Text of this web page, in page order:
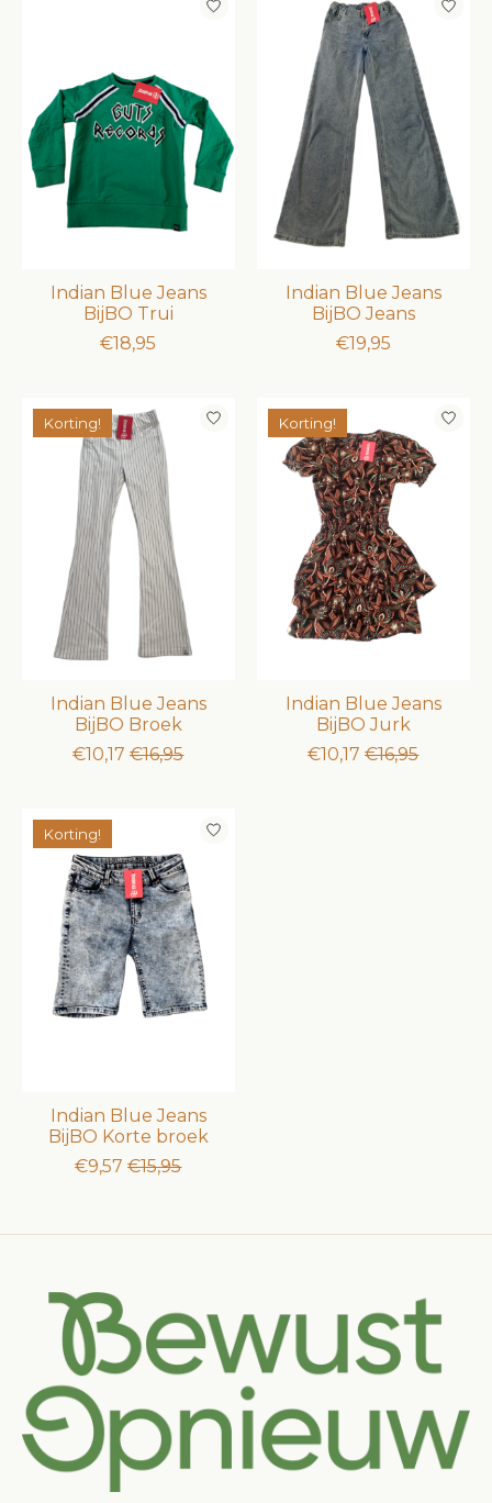
Indian Blue Jeans
BijBO Trui
€18,95
Indian Blue Jeans
BijBO Jeans
€19,95
Korting!
Indian Blue Jeans
BijBO Broek
€10,17 €16,95
Korting!
Indian Blue Jeans
BijBO Jurk
€10,17 €16,95
Korting!
Indian Blue Jeans
BijBO Korte broek
€9,57 €15,95